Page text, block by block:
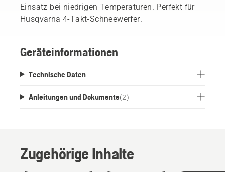
Einsatz bei niedrigen Temperaturen. Perfekt für
Husqvarna 4-Takt-Schneewerfer.
Geräteinformationen
Technische Daten
Anleitungen und Dokumente(2)
Zugehörige Inhalte